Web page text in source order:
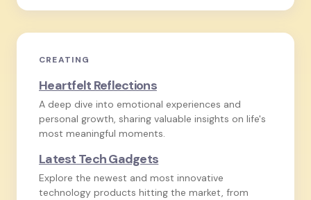
CREATING
Heartfelt Reflections
A deep dive into emotional experiences and
personal growth, sharing valuable insights on life's
most meaningful moments.
Latest Tech Gadgets
Explore the newest and most innovative
technology products hitting the market, from